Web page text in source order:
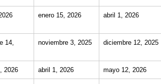
enero 15, 2026 abril 1, 2026
14,
noviembre 3, 2025 diciembre 12, 2025
2026 abril 1, 2026 mayo 12, 2026